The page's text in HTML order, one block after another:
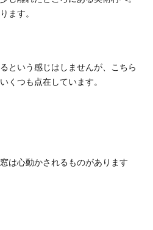
ます。
という感じはしませんが、こちら
くつも点在しています。
は心動かされるものがあります